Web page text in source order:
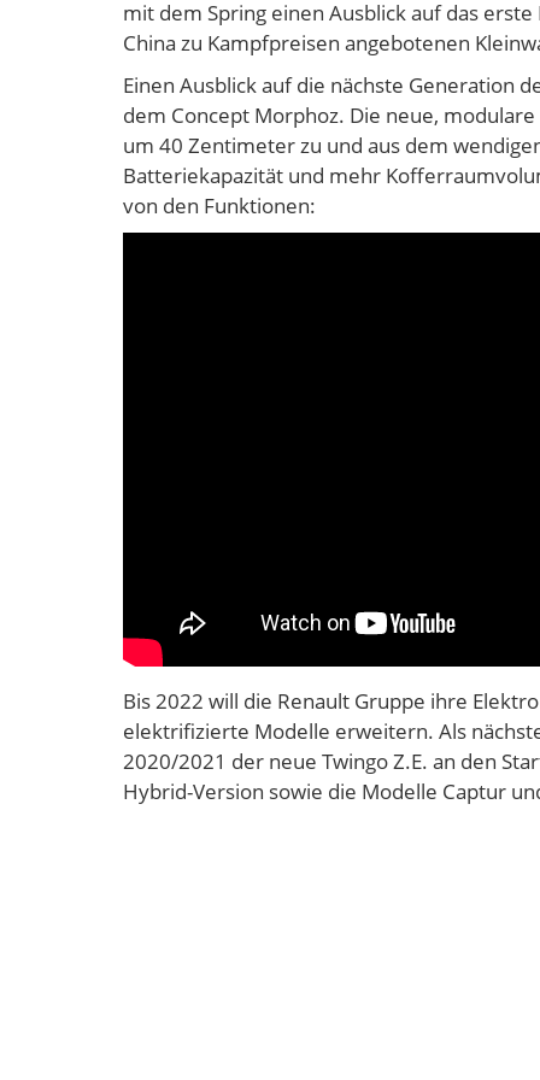
mit dem Spring einen Ausblick auf das
China zu Kampfpreisen angebotenen
Einen Ausblick auf die nächste Generation
dem Concept Morphoz. Die neue,
um 40 Zentimeter zu und aus dem
Batteriekapazität und mehr
von den Funktionen:
Bis 2022 will die Renault Gruppe ihre
elektrifizierte Modelle erweitern. Als
2020/2021 der neue Twingo Z.E. an den
Hybrid-Version sowie die Modelle Captur